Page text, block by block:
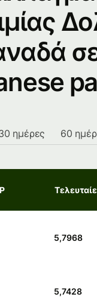
ημέρες 60
5,7968
5,7428